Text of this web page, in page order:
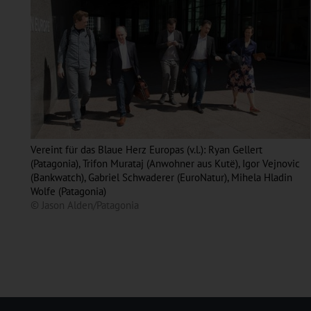
Vereint für das Blaue Herz Europas (v.l.): Ryan Gellert
(Patagonia), Trifon Murataj (Anwohner aus Kutë), Igor Vejnovic
(Bankwatch), Gabriel Schwaderer (EuroNatur), Mihela Hladin
Wolfe (Patagonia)
© Jason Alden/Patagonia